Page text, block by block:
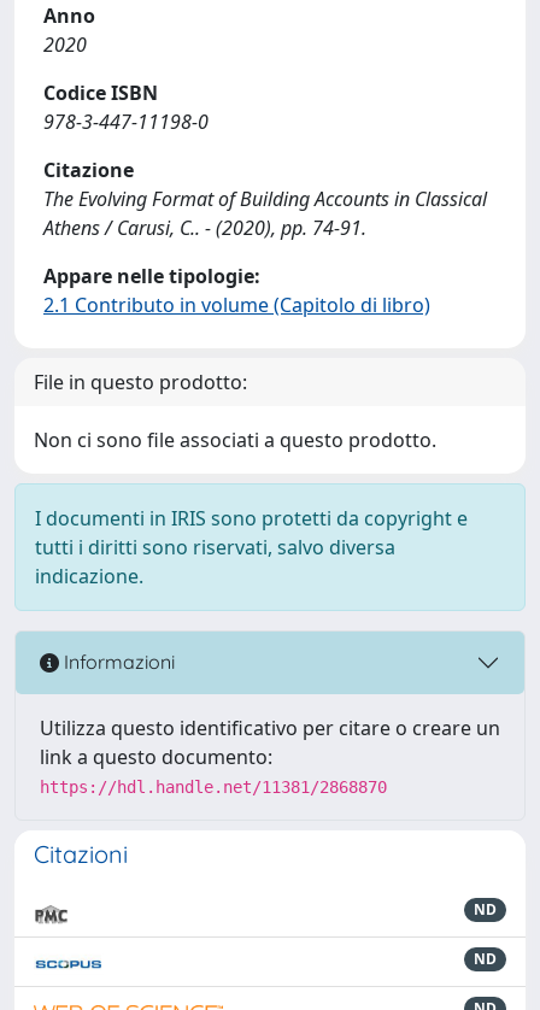
Anno
2020
Codice ISBN
978-3-447-11198-0
Citazione
The Evolving Format of Building Accounts in Classical
Athens / Carusi, C.. - (2020), pp. 74-91.
Appare nelle tipologie:
2.1 Contributo in volume (Capitolo di libro)
File in questo prodotto:
Non ci sono file associati a questo prodotto.
I documenti in IRIS sono protetti da copyright e
tutti i diritti sono riservati, salvo diversa
indicazione.
Informazioni
Utilizza questo identificativo per citare o creare un
link a questo documento:
https://hdl.handle.net/11381/2868870
Citazioni
ND
ND